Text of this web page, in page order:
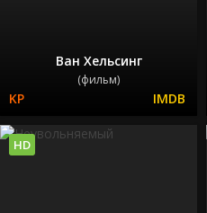
Ван Хельсинг
(фильм)
HD